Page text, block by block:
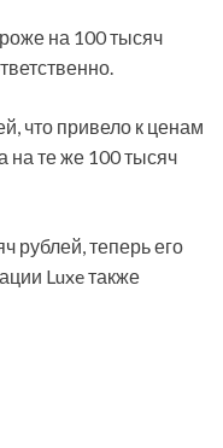
на 100 тысяч
что привело к ценам
на те же 100 тысяч
рублей, теперь его
Luxe также